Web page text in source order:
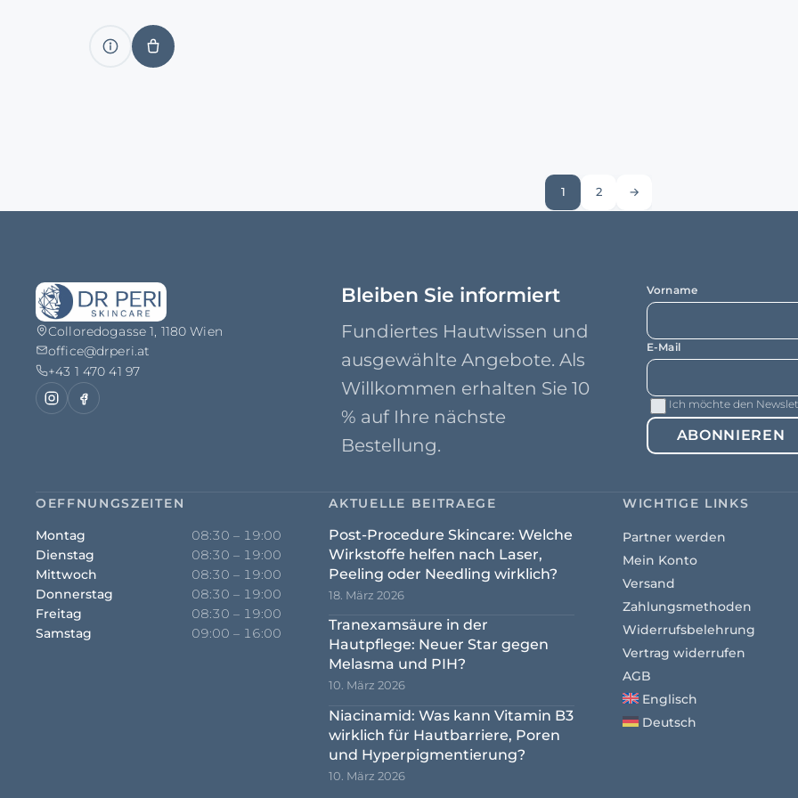
Produkt
anzeigen
IN
DEN
1 2 →
Colloredogasse 1, 1180 Wien
office@drperi.at
+43 1 470 41 97
Bleiben Sie informiert
Fundiertes Hautwissen und
ausgewählte Angebote. Als
Willkommen erhalten Sie 10
% auf Ihre nächste
Bestellung.
Vorname
E-Mail
Ich möchte den
ABONNIEREN
OEFFNUNGSZEITEN
Montag
08:30 – 19:00
Dienstag
08:30 – 19:00
Mittwoch
08:30 – 19:00
Donnerstag
08:30 – 19:00
Freitag
08:30 – 19:00
Samstag
09:00 – 16:00
AKTUELLE BEITRAEGE
Post-Procedure Skincare: Welche
Wirkstoffe helfen nach Laser,
Peeling oder Needling wirklich?
18. März 2026
Tranexamsäure in der
Hautpflege: Neuer Star gegen
Melasma und PIH?
10. März 2026
Niacinamid: Was kann Vitamin B3
wirklich für Hautbarriere, Poren
und Hyperpigmentierung?
10. März 2026
WICHTIGE LINKS
Partner werden
Mein Konto
Versand
Zahlungsmethoden
Widerrufsbelehrung
Vertrag widerrufen
AGB
Englisch
Deutsch